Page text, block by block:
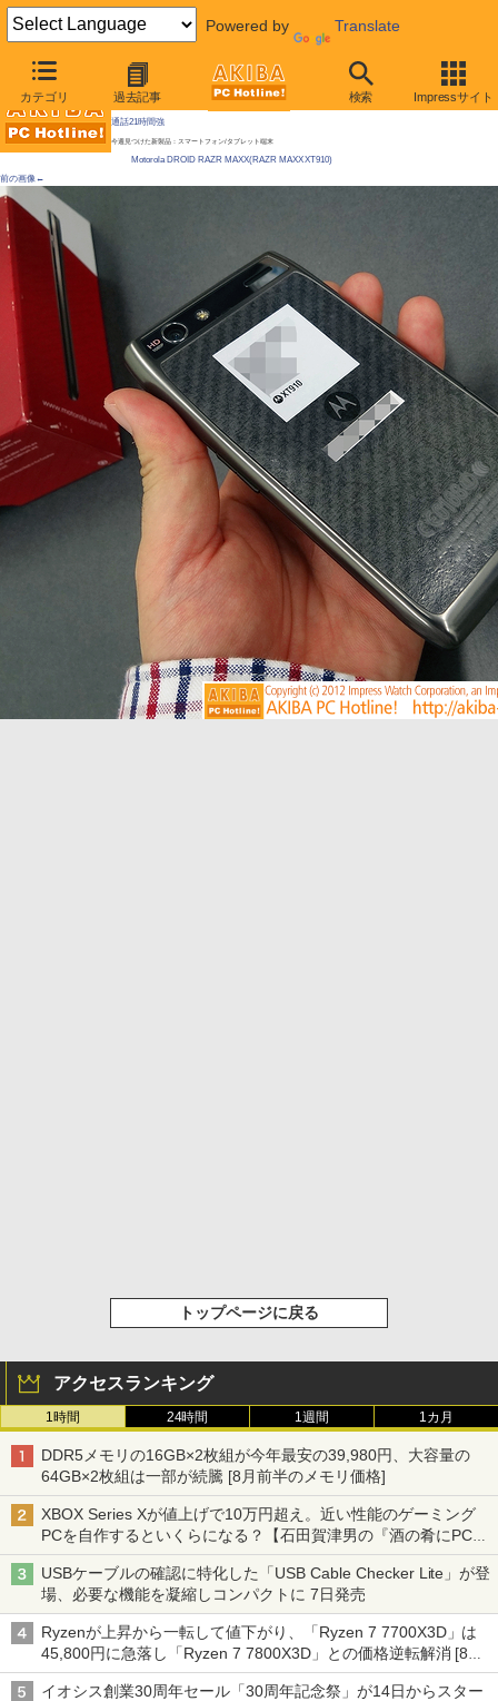
Powered by Translate
カテゴリ 過去記事 検索 Impressサイト
AKIBA PC Hotline!
[拡大画像]バッテリー大容量のスマホが発売、モトローラ「RAZR」強化版 / 容量3,300mAh、連続
通話21時間強
今週見つけた新製品：スマートフォン/タブレット端末
Motorola DROID RAZR MAXX(RAZR MAXX XT910)
前の画像←
トップページに戻る
アクセスランキング
1時間 24時間 1週間 1カ月
DDR5メモリの16GB×2枚組が今年最安の39,980円、大容量の
64GB×2枚組は一部が続騰 [8月前半のメモリ価格]
XBOX Series Xが値上げで10万円超え。近い性能のゲーミング
PCを自作するといくらになる？【石田賀津男の『酒の肴にPCゲ
ーム』】
USBケーブルの確認に特化した「USB Cable Checker Lite」が登
場、必要な機能を凝縮しコンパクトに 7日発売
Ryzenが上昇から一転して値下がり、「Ryzen 7 7700X3D」は
45,800円に急落し「Ryzen 7 7800X3D」との価格逆転解消 [8月
前半のCPU価格]
イオシス創業30周年セール「30周年記念祭」が14日からスター